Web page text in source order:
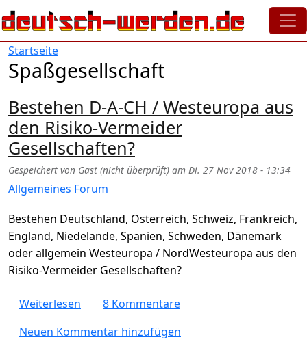
Direkt zum Inhalt
Startseite
Spaßgesellschaft
Bestehen D-A-CH / Westeuropa aus
den Risiko-Vermeider
Gesellschaften?
Gespeichert von Gast (nicht überprüft) am Di. 27 Nov 2018 - 13:34
Allgemeines Forum
Bestehen Deutschland, Österreich, Schweiz, Frankreich,
England, Niedelande, Spanien, Schweden, Dänemark
oder allgemein Westeuropa / NordWesteuropa aus den
Risiko-Vermeider Gesellschaften?
Weiterlesen über Bestehen D-A-CH / Westeuropa aus
8 Kommentare
Neuen Kommentar hinzufügen